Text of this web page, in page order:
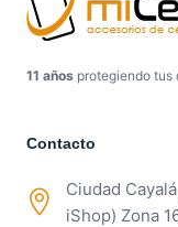
11 años protegiendo
Contacto
Ciudad
iShop) Zona